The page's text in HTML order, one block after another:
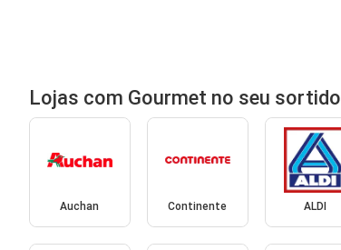
Lojas com Gourmet no seu sortido
Auchan Continente ALDI